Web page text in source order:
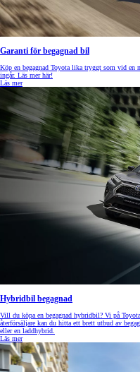
Garanti för begagnad bil
Köp en begagnad Toyota lika tryggt som vid en
ingår. Läs mer här!
Läs mer
Hybridbil begagnad
Vill du köpa en begagnad hybridbil? Vi på
återförsäljare kan du hitta ett brett utbud av
eller en laddhybrid.
Läs mer